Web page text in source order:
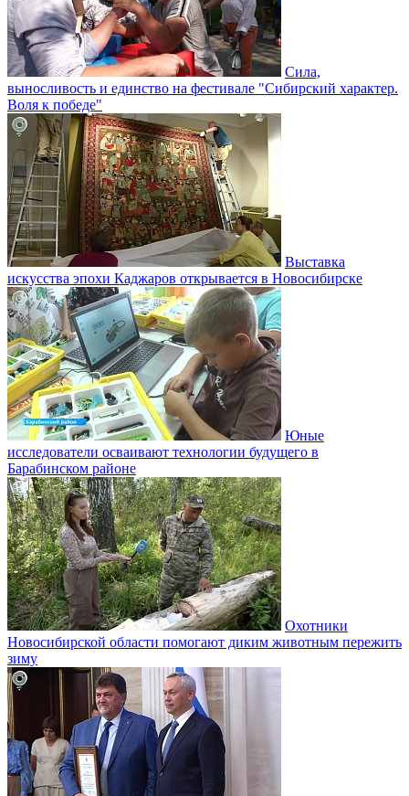
Сила,
выносливость и единство на фестивале "Сибирский характер.
Воля к победе"
Выставка
искусства эпохи Каджаров открывается в Новосибирске
Юные
исследователи осваивают технологии будущего в
Барабинском районе
Охотники
Новосибирской области помогают диким животным пережить
зиму